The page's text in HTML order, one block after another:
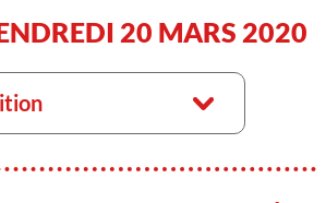
20 MARS 2020